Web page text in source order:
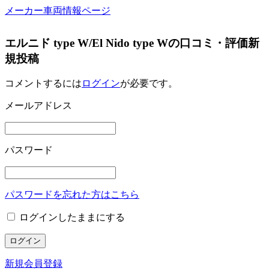
メーカー車両情報ページ
エルニド type W/El Nido type Wの口コミ・評価新
規投稿
コメントするには ログインが必要です。
メールアドレス
パスワード
パスワードを忘れた方はこちら
ログインしたままにする
新規会員登録